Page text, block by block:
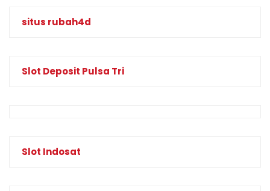
situs rubah4d
Slot Deposit Pulsa Tri
Slot Indosat